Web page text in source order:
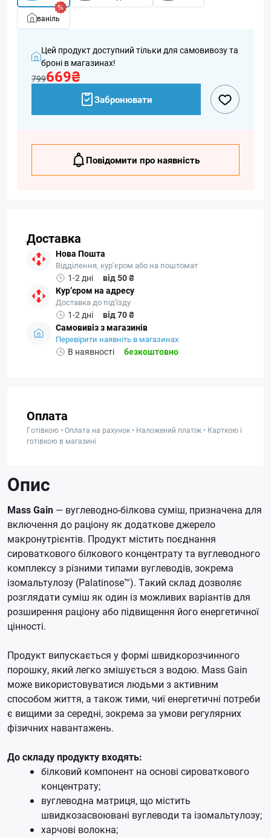
ваніль
Цей продукт доступний тільки для самовивозу та
броні в магазинах!
799669₴
Забронювати
Повідомити про наявність
Доставка
Нова Пошта
Відділення, кур’єром або на поштомат
1-2 дні
від 50 ₴
Кур’єром на адресу
Доставка до під'їзду
1-2 дні
від 70 ₴
Самовивіз з магазинів
Перевірити наявніть в магазинах
В наявності безкоштовно
Оплата
Готівкою • Оплата на рахунок • Наложений платіж • Карткою і
готівкою в магазині
Опис
Mass Gain — вуглеводно-білкова суміш, призначена для
включення до раціону як додаткове джерело
макронутрієнтів. Продукт містить поєднання
сироваткового білкового концентрату та вуглеводного
комплексу з різними типами вуглеводів, зокрема
ізомальтулозу (Palatinose™). Такий склад дозволяє
розглядати суміш як один із можливих варіантів для
розширення раціону або підвищення його енергетичної
цінності.
Продукт випускається у формі швидкорозчинного
порошку, який легко змішується з водою. Mass Gain
може використовуватися людьми з активним
способом життя, а також тими, чиї енергетичні потреби
є вищими за середні, зокрема за умови регулярних
фізичних навантажень.
До складу продукту входять:
білковий компонент на основі сироваткового
концентрату;
вуглеводна матриця, що містить
швидкозасвоювані вуглеводи та ізомальтулозу;
харчові волокна;